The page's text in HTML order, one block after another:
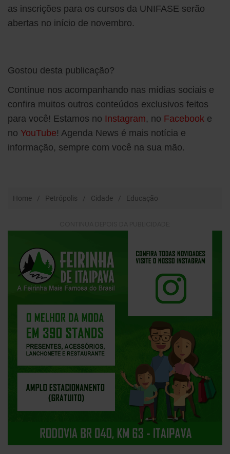
as inscrições para os cursos da UNIFASE serão
abertas no início de novembro.
Gostou desta publicação?
Continue nos acompanhando nas mídias sociais e
confira muitos outros conteúdos exclusivos feitos
para você! Estamos no Instagram, no Facebook e
no YouTube! Agenda News é mais notícia e
informação, sempre com você na sua mão.
Home Petrópolis Cidade Educação